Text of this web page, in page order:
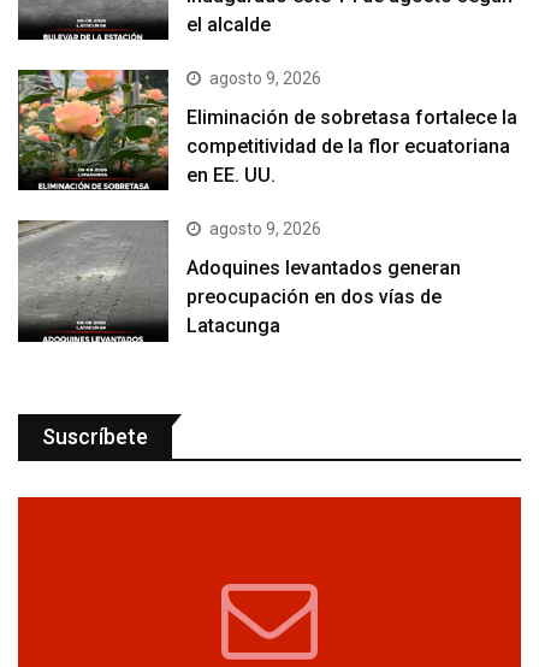
el alcalde
agosto 9, 2026
Eliminación de sobretasa fortalece la
competitividad de la flor ecuatoriana
en EE. UU.
agosto 9, 2026
Adoquines levantados generan
preocupación en dos vías de
Latacunga
Suscríbete